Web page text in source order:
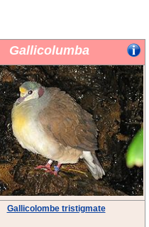
Gallicolumba
Gallicolombe tristigmate